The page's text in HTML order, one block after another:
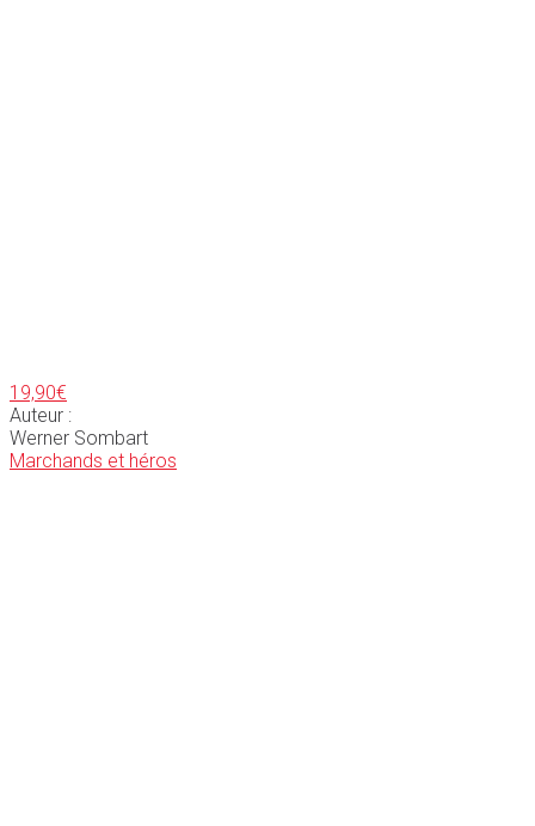
19,90€
Auteur :
Werner Sombart
Marchands et héros